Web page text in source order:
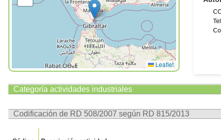
Leaflet
Categoría actividades industriales
Codificación de RD 508/2007 según RD 815/2013